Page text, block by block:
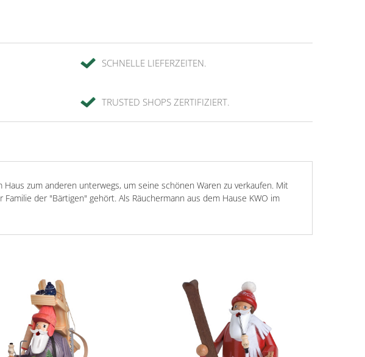
SCHNELLE LIEFERZEITEN.
TRUSTED SHOPS ZERTIFIZIERT.
zum anderen unterwegs, um seine schönen Waren zu verkaufen. Mit
der "Bärtigen" gehört. Als Räuchermann aus dem Hause KWO im